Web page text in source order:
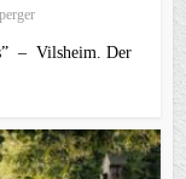
– Vilsheim. Der